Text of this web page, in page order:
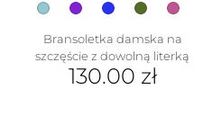
Bransoletka damska na
szczęście z dowolną literką
130.00 zł